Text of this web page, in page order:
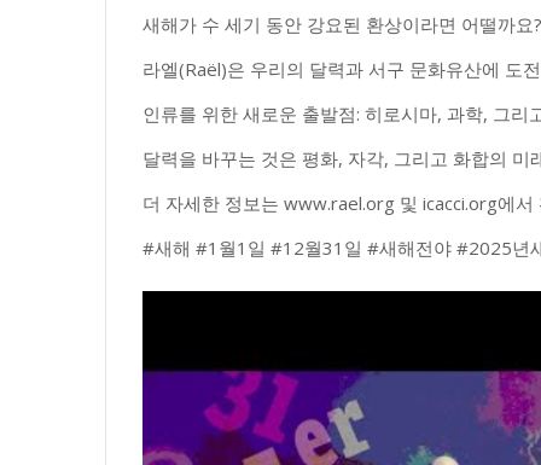
새해가 수 세기 동안 강요된 환상이라면 어떨까요?
라엘(Raël)은 우리의 달력과 서구 문화유산에 도
인류를 위한 새로운 출발점: 히로시마, 과학, 그리
달력을 바꾸는 것은 평화, 자각, 그리고 화합의 미
더 자세한 정보는 www.rael.org 및 icacci.org에서
#새해 #1월1일 #12월31일 #새해전야 #2025년